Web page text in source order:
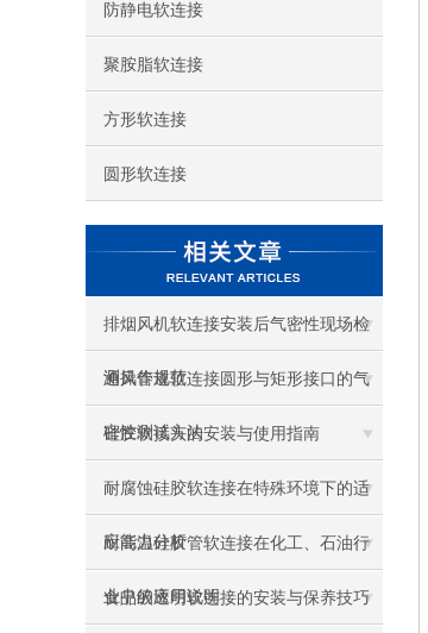
防静电软连接
聚胺脂软连接
方形软连接
圆形软连接
排烟风机软连接安装后气密性现场检
测操作规范
通风管道软连接圆形与矩形接口的气
密性测试方法
硅胶软接头的安装与使用指南
耐腐蚀硅胶软连接在特殊环境下的适
应能力分析
耐高温硅胶管软连接在化工、石油行
业中的应用说明
食品级透明软连接的安装与保养技巧